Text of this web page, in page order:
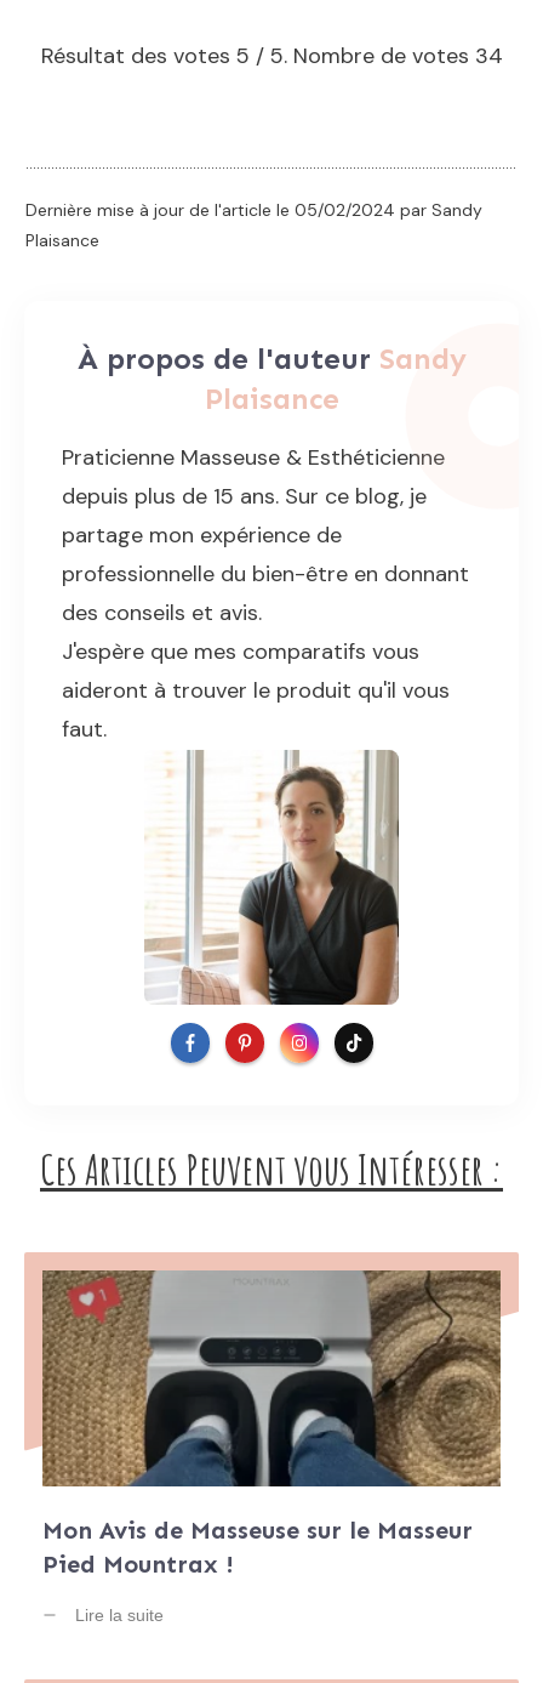
Résultat des votes 5 / 5. Nombre de votes 34
Dernière mise à jour de l'article le 05/02/2024 par Sandy
Plaisance
À propos de l'auteur Sandy
Plaisance
Praticienne Masseuse & Esthéticienne
depuis plus de 15 ans. Sur ce blog, je
partage mon expérience de
professionnelle du bien-être en donnant
des conseils et avis.
J'espère que mes comparatifs vous
aideront à trouver le produit qu'il vous
faut.
Ces Articles Peuvent vous Intéresser :
Mon Avis de Masseuse sur le Masseur
Pied Mountrax !
Lire la suite